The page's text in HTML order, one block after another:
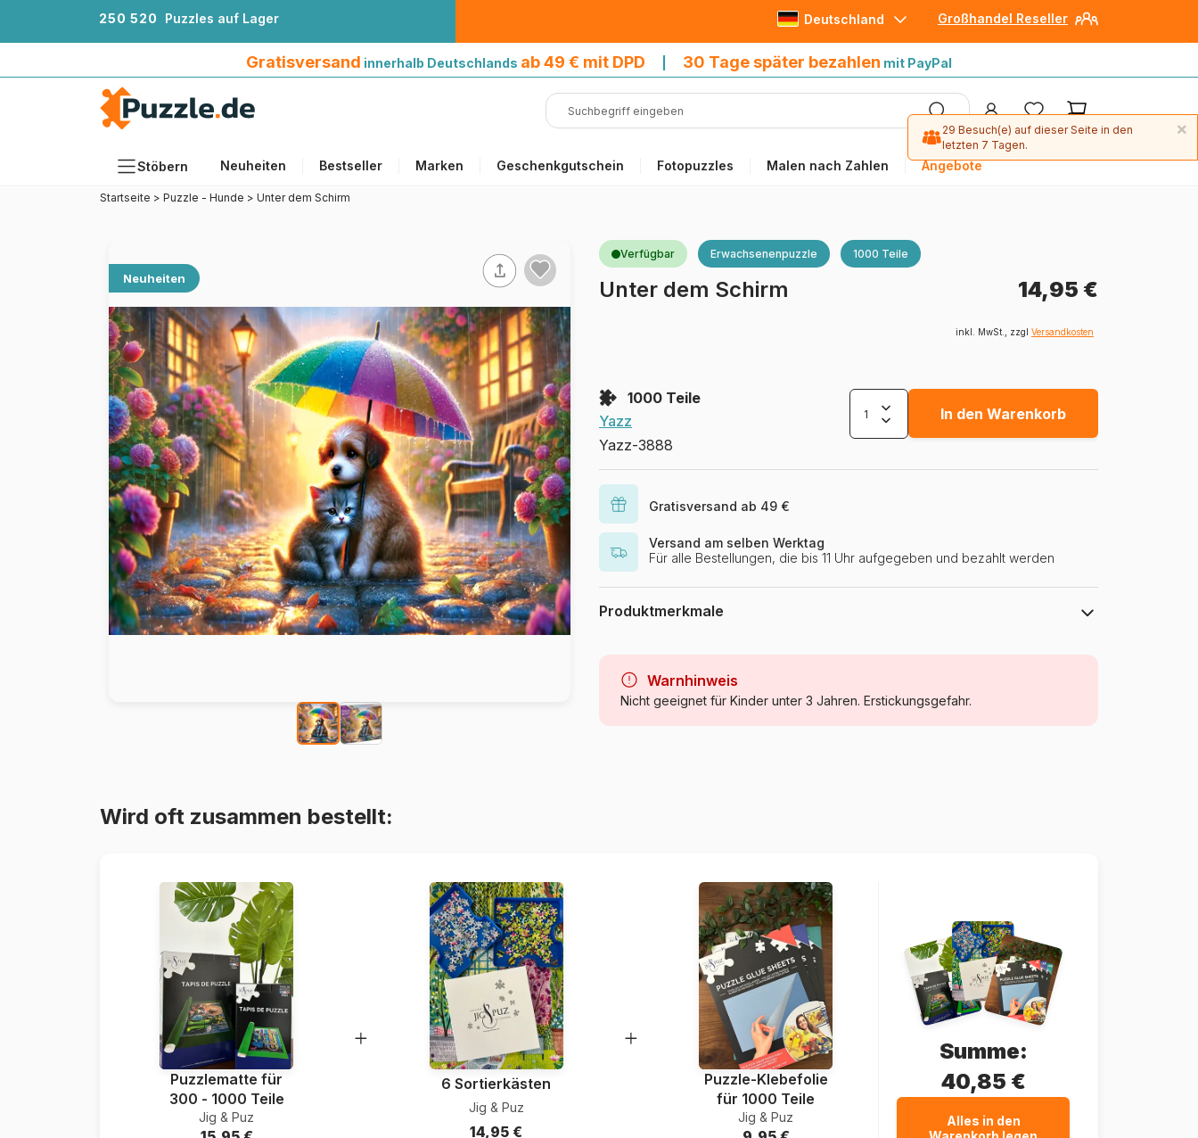
250 520 Puzzles auf Lager Großhandel Reseller
Deutschland
Gratisversand innerhalb Deutschlands ab 49 € mit DPD 30 Tage später bezahlen mit PayPal
Stöbern Neuheiten Bestseller Marken Geschenkgutschein Fotopuzzles Malen nach Zahlen Angebote
Format
Alter
Künstlerinnen und Künstler
Zubehör
Holzpuzzles
Malen nach Zahlen
Startseite > Puzzle - Hunde > Unter dem Schirm
Neuheiten
Verfügbar Erwachsenenpuzzle 1000 Teile
Unter dem Schirm 14,95 €
inkl. MwSt., zzgl Versandkosten
1000 Teile
Yazz
Yazz-3888
In den Warenkorb
Gratisversand ab 49 €
Versand am selben Werktag
Für alle Bestellungen, die bis 11 Uhr aufgegeben und bezahlt werden
Produktmerkmale
Kategorie
Alter
Puzzle für Erwachsene (500 bis 48000
Warnhinweis
Nicht geeignet für Kinder unter 3 Jahren. Erstickungsgefahr.
Wird oft zusammen bestellt:
Puzzlematte für
300 - 1000 Teile
Jig & Puz
6 Sortierkästen
Jig & Puz
14,95 €
Puzzle-Klebefolie
für 1000 Teile
Jig & Puz
Summe:
40,85 €
Alles in den
×
29 Besuch(e) auf dieser Seite in den
letzten 7 Tagen.